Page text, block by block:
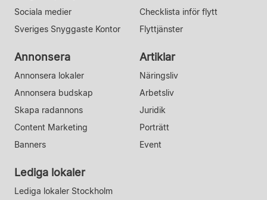
Sociala medier
Sveriges Snyggaste Kontor
Checklista inför flytt
Flyttjänster
Annonsera
Annonsera lokaler
Annonsera budskap
Skapa radannons
Content Marketing
Banners
Artiklar
Näringsliv
Arbetsliv
Juridik
Porträtt
Event
Lediga lokaler
Lediga lokaler Stockholm